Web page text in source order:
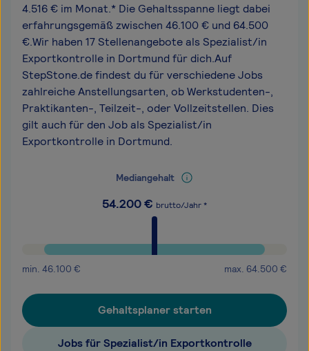
4.516 € im Monat.* Die Gehaltsspanne liegt dabei
erfahrungsgemäß zwischen 46.100 € und 64.500
€.Wir haben 17 Stellenangebote als Spezialist/in
Exportkontrolle in Dortmund für dich.Auf
StepStone.de findest du für verschiedene Jobs
zahlreiche Anstellungsarten, ob Werkstudenten-,
Praktikanten-, Teilzeit-, oder Vollzeitstellen. Dies
gilt auch für den Job als Spezialist/in
Exportkontrolle in Dortmund.
Mediangehalt
54.200€ brutto/Jahr *
min. 46.100 € max. 64.500 €
Gehaltsplaner starten
Jobs für Spezialist/in Exportkontrolle